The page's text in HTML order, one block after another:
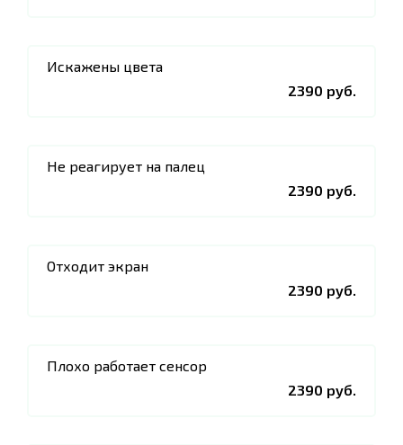
Искажены цвета
2390 руб.
Не реагирует на палец
2390 руб.
Отходит экран
2390 руб.
Плохо работает сенсор
2390 руб.